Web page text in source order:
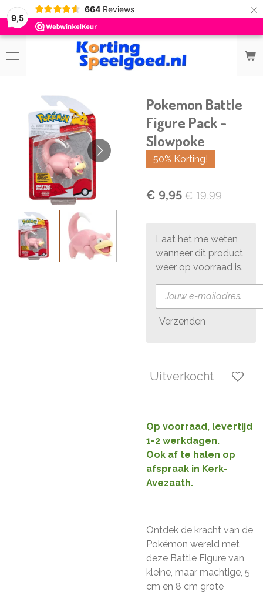
9,5
664 Reviews ×
Pokemon Battle
Figure Pack -
Slowpoke
50% Korting!
€ 9,95€ 19,99
Laat het me weten
wanneer dit product
weer op voorraad is.
Verzenden
Uitverkocht
Op voorraad, levertijd
1-2 werkdagen.
Ook af te halen op
afspraak in Kerk-
Avezaath.
Ontdek de kracht van de
Pokémon wereld met
deze Battle Figure van
kleine, maar machtige, 5
cm en 8 cm grote